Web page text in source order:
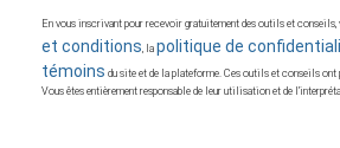
En vous inscrivant pour recevoir gratuitement des outils et conseils,
et conditions, la politique de
témoins du site et de la plateforme. Ces outils et conseils ont
Vous êtes entièrement responsable de leur utilisation et de